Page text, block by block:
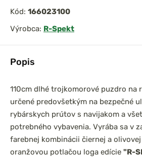
set
2-dielny
Popis
110cm dlhé trojkomorové puzdro na
určené predovšetkým na bezpečné
rybárskych prútov s navijakom a
potrebného vybavenia. Vyrába sa v
farebnej kombinácii čiernej a
oranžovou potlačou loga edície "R-
Kód: 166023100
Výrobca: R-Spekt